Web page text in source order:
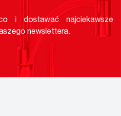
i dostawać najciekawsze
newslettera.